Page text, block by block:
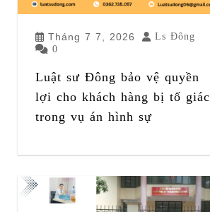
Tháng 7 7, 2026
Ls Đông
0
Luật sư Đông bảo vệ quyền
lợi cho khách hàng bị tố giác
trong vụ án hình sự